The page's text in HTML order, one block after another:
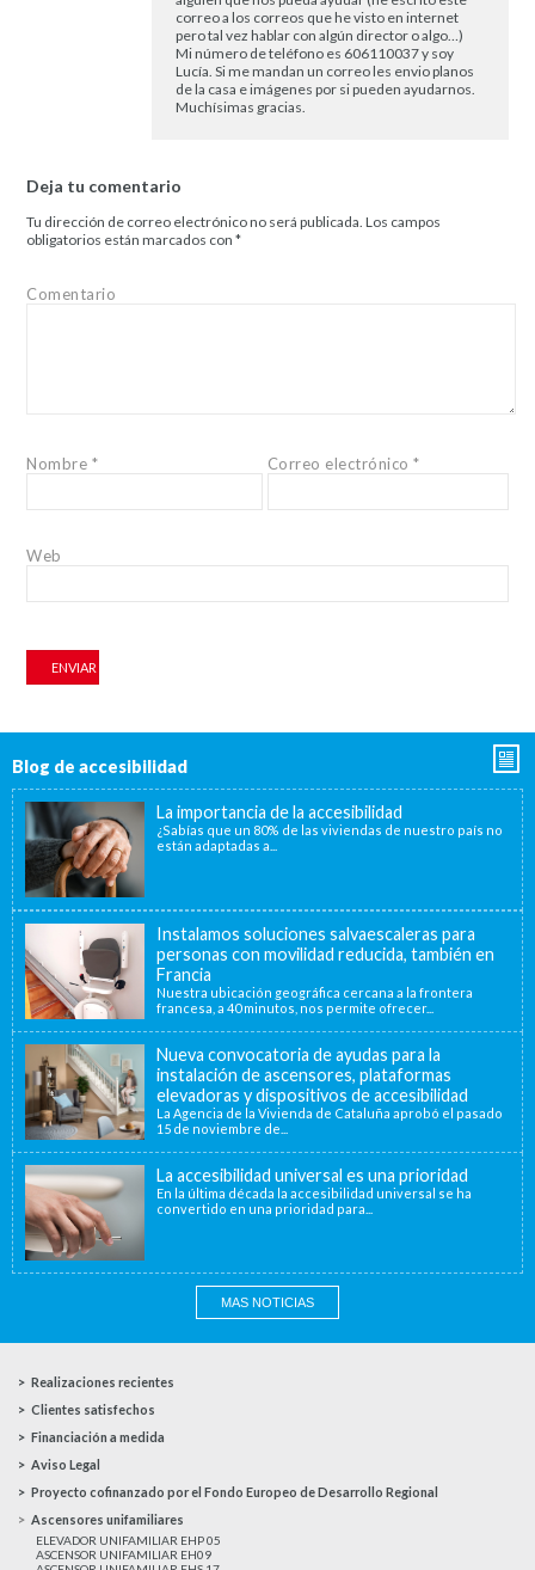
correo a los correos que he visto en internet
pero tal vez hablar con algún director o algo…)
Mi número de teléfono es 606110037 y soy
Lucía. Si me mandan un correo les envio planos
de la casa e imágenes por si pueden ayudarnos.
Muchísimas gracias.
Deja tu comentario
Tu dirección de correo electrónico no será publicada. Los campos
obligatorios están marcados con*
Comentario
Nombre * Correo electrónico*
Web
Blog de accesibilidad
La importancia de la accesibilidad
¿Sabías que un 80% de las viviendas de nuestro país no
están adaptadas a...
Instalamos soluciones salvaescaleras para
personas con movilidad reducida, también en
Francia
Nuestra ubicación geográfica cercana a la frontera
francesa, a 40 minutos, nos permite ofrecer...
Nueva convocatoria de ayudas para la
instalación de ascensores, plataformas
elevadoras y dispositivos de accesibilidad
La Agencia de la Vivienda de Cataluña aprobó el pasado
15 de noviembre de...
La accesibilidad universal es una prioridad
En la última década la accesibilidad universal se ha
convertido en una prioridad para...
MAS NOTICIAS
Realizaciones recientes
Clientes satisfechos
Financiación a medida
Aviso Legal
Proyecto cofinanzado por el Fondo Europeo de Desarrollo Regional
Ascensores unifamiliares
ELEVADOR UNIFAMILIAR EHP 05
ASCENSOR UNIFAMILIAR EH09